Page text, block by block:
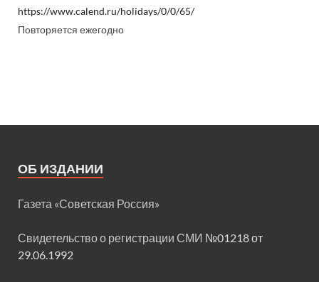
https://www.calend.ru/holidays/0/0/65/
Повторяется ежегодно
ОБ ИЗДАНИИ
Газета «Советская Россия»
Свидетельство о регистрации СМИ №01218 от
29.06.1992